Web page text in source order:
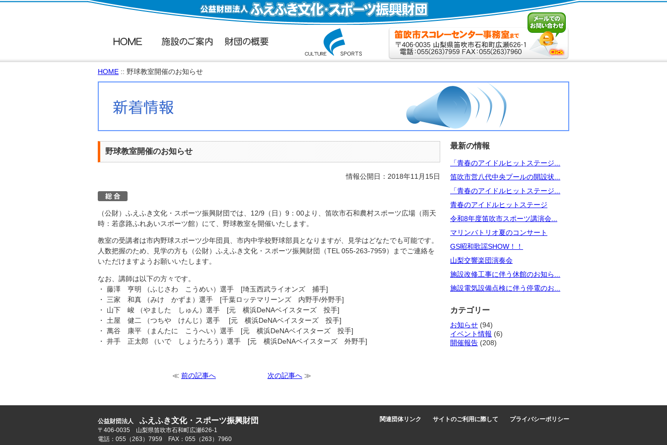
HOME :: 野球教室開催のお知らせ
野球教室開催のお知らせ
情報公開日：2018年11月15日
（公財）ふえふき文化・スポーツ振興財団では、12/9（日）9：00より、笛吹市石和農村スポーツ広場（雨天
時：若彦路ふれあいスポーツ館）にて、野球教室を開催いたします。
教室の受講者は市内野球スポーツ少年団員、市内中学校野球部員となりますが、見学はどなたでも可能です。
人数把握のため、見学の方も（公財）ふえふき文化・スポーツ振興財団（TEL 055-263-7959）までご連絡を
いただけますようお願いいたします。
なお、講師は以下の方々です。
・ 藤澤 亨明 （ふじさわ こうめい）選手 [埼玉西武ライオンズ 捕手]
・ 三家 和真 （みけ かずま）選手 [千葉ロッテマリーンズ 内野手/外野手]
・ 山下 峻 （やました しゅん）選手 [元 横浜DeNAベイスターズ 投手]
・ 土屋 健二 （つちや けんじ）選手 [元 横浜DeNAベイスターズ 投手]
・ 萬谷 康平 （まんたに こうへい）選手 [元 横浜DeNAベイスターズ 投手]
・ 井手 正太郎 （いで しょうたろう）選手 [元 横浜DeNAベイスターズ 外野手]
≪ 前の記事へ 次の記事へ ≫
最新の情報
「青春のアイドルヒットステージ...
笛吹市営八代中央プールの開設状...
「青春のアイドルヒットステージ...
青春のアイドルヒットステージ
令和8年度笛吹市スポーツ講演会...
マリンバトリオ夏のコンサート
GS昭和歌謡SHOW！！
山梨交響楽団演奏会
施設改修工事に伴う休館のお知ら...
施設電気設備点検に伴う停電のお...
カテゴリー
お知らせ (94)
イベント情報 (6)
開催報告 (208)
公益財団法人 ふえふき文化・スポーツ振興財団
〒406-0035 山梨県笛吹市石和町広瀬626-1
電話：055（263）7959 FAX：055（263）7960
関連団体リンク サイトのご利用に際して プライバシーポリシー